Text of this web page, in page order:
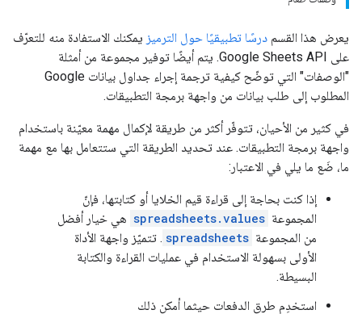
يعرض هذا القسم درسًا تطبيقيًا حول الترميز يمكنك الاستفادة منه للتعرّف
على Google Sheets API. يتم أيضًا توفير مجموعة من أمثلة
"الوصفات" التي توضّح كيفية ترجمة إجراء جداول بيانات Google
المطلوب إلى طلب بيانات من واجهة برمجة التطبيقات.
في كثير من الأحيان، تتوفّر أكثر من طريقة لإكمال مهمة معيّنة باستخدام
واجهة برمجة التطبيقات. عند تحديد الطريقة التي ستتعامل بها مع مهمة
ما، ضَع ما يلي في الاعتبار:
إذا كنت بحاجة إلى قراءة قيم الخلايا أو كتابتها، فإنّ
المجموعة spreadsheets.values هي خيار أفضل
من المجموعة spreadsheets . تتميّز واجهة الأداة
الأولى بسهولة الاستخدام في عمليات القراءة والكتابة
البسيطة.
استخدِم طرق الدفعات حيثما أمكن ذلك